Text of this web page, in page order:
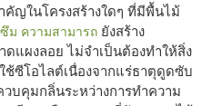
ญในโครงสร้างใดๆ ที่มีพื้นไม้
ม ความสามารถ ยังสร้าง
แผงลอย ไม่จำเป็นต้องทำให้สิ่ง
ช้ซีโอไลต์เนื่องจากแร่ธาตุดูดซับ
บคุมกลิ่นระหว่างการทำความ